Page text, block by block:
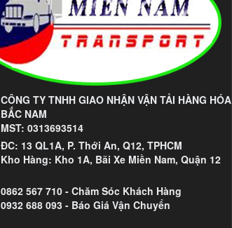
CÔNG TY TNHH GIAO NHẬN VẬN TẢI HÀNG HÓA
BẮC NAM
MST: 0313693514
ĐC: 13 QL1A, P. Thới An, Q12, TPHCM
Kho Hàng: Kho 1A, Bãi Xe Miền Nam, Quận 12
0862 567 710 - Chăm Sóc Khách Hàng
0932 688 093 - Báo Giá Vận Chuyển